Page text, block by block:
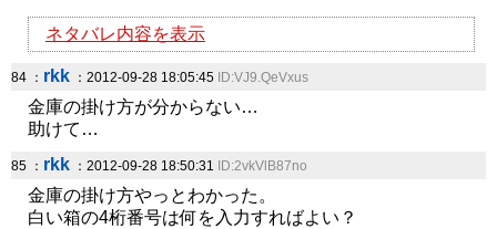
ネタバレ内容を表示
84 ： rkk ：2012-09-28 18:05:45 ID:VJ9.QeVxus
金庫の掛け方が分からない…
助けて…
85 ： rkk ：2012-09-28 18:50:31 ID:2vkVlB87no
金庫の掛け方やっとわかった。
白い箱の4桁番号は何を入力すればよい？